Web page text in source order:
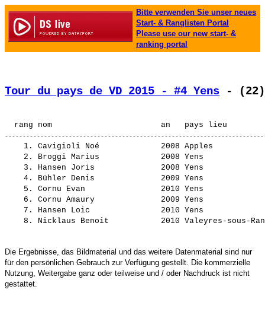
Bitte verwenden Sie unser neues
Start- & Ranglisten Portal
Please use our new start- &
ranking portal
Tour du pays de VD 2015 - #4 Yens - (22)
    1.
Cavigioli Noé
2008 Apples
    2.
Broggi Marius
2008 Yens
    3.
Hansen Joris
2008 Yens
    4.
Bühler Denis
2009 Yens
    5.
Cornu Evan
2010 Yens
    6.
Cornu Amaury
2009 Yens
    7.
Hansen Loic
2010 Yens
    8.
Nicklaus Benoit
Die Ergebnisse, das Bildmaterial und das weitere Datenmaterial sind nur
für den persönlichen Gebrauch zur Verfügung gestellt. Die kommerzielle
Nutzung, Weitergabe ganz oder teilweise und / oder Nachdruck ist nicht
gestattet.